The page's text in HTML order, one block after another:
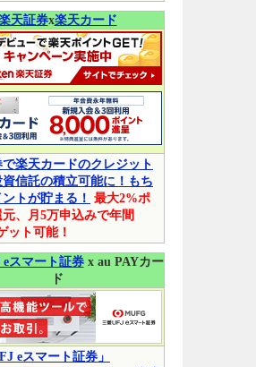
天証券x楽天カード
楽天カードのクレジット
信託の積立可能に！もち
トが貯まる！
最大2%ポ
、月5万申込みで年間
ット可能！
スマート証券x au PAYカー
ド
eスマート証券」